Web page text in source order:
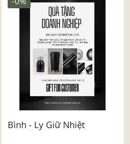
Bình - Ly Giữ Nhiệt